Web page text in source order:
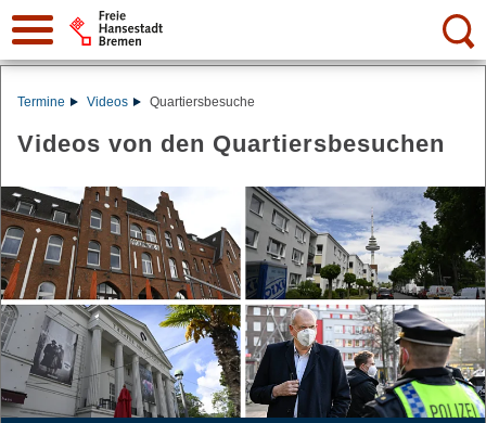
Suche:
Termine Videos Quartiersbesuche
Videos von den Quartiersbesuchen